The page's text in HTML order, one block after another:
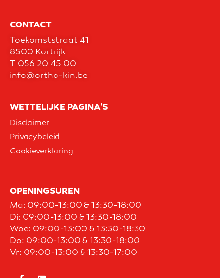
CONTACT
Toekomststraat 41
8500 Kortrijk
T 056 20 45 00
info@ortho-kin.be
WETTELIJKE PAGINA'S
Disclaimer
Privacybeleid
Cookieverklaring
OPENINGSUREN
Ma: 09:00-13:00 & 13:30-18:00
Di: 09:00-13:00 & 13:30-18:00
Woe: 09:00-13:00 & 13:30-18:30
Do: 09:00-13:00 & 13:30-18:00
Vr: 09:00-13:00 & 13:30-17:00